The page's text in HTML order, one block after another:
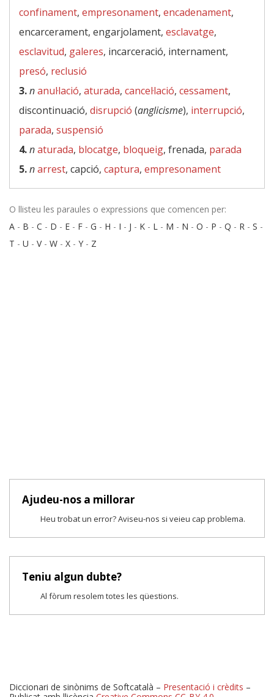
confinament, empresonament, encadenament,
encarcerament, engarjolament, esclavatge,
esclavitud, galeres, incarceració, internament,
presó, reclusió
3.nanul·lació, aturada, cancel·lació, cessament,
discontinuació, disrupció (anglicisme), interrupció,
parada, suspensió
4.naturada, blocatge, bloqueig, frenada, parada
5.narrest, capció, captura, empresonament
O llisteu les paraules o expressions que comencen per:
A - B - C - D - E - F - G - H - I - J - K - L - M - N - O - P - Q - R - S -
T - U - V- W - X - Y - Z
Ajudeu-nos a millorar
Heu trobat un error? Aviseu-nos si veieu cap problema.
Teniu algun dubte?
Al fòrum resolem totes les qüestions.
Diccionari de sinònims de Softcatalà – Presentació i crèdits –